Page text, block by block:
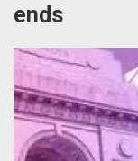
ends